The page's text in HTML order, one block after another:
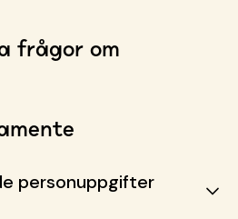
frågor om
personuppgifter